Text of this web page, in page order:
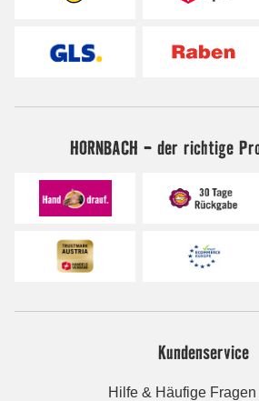
HORNBACH - der richtige
Kundenservice
Hilfe & Häufige Fragen